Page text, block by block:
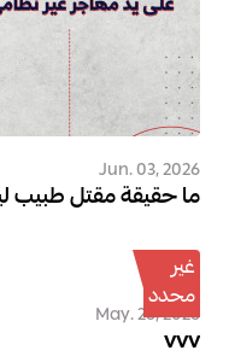
Jun. 03, 2026
ما حقيقة مقتل طبيب
غير
محدد
May. 28, 2026
vvv